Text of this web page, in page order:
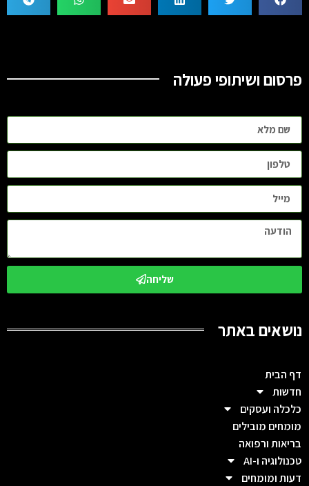
פרסום ושיתופי פעולה
שליחה
נושאים באתר
דף הבית
חדשות
כלכלה ועסקים
מומחים מובילים
בריאות ורפואה
טכנולוגיה ו-AI
דעות ומומחים